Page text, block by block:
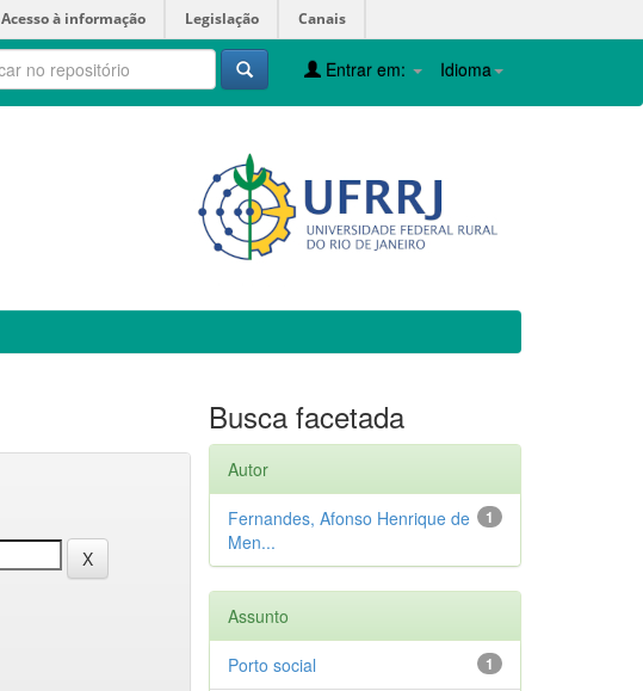
Acesso à informação Legislação Canais
Idioma
Entrar em:
Busca facetada
Autor
1
Fernandes, Afonso Henrique de
Men...
Assunto
1
Porto social